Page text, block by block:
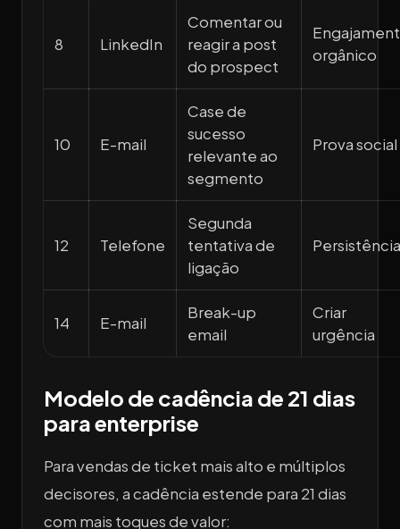
8 LinkedIn
Comentar ou
reagir a post
do prospect
orgânico
10 E-mail
Case de
sucesso
relevante ao
segmento
Prova social
12 Telefone
Segunda
tentativa de
ligação
Persistência
14 E-mail
Break-up
email
Criar
urgência
Modelo de cadência de 21 dias
para enterprise
Para vendas de ticket mais alto e múltiplos
decisores, a cadência estende para 21 dias
com mais toques de valor: